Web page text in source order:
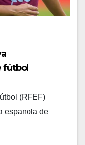
fútbol
(RFEF)
española de